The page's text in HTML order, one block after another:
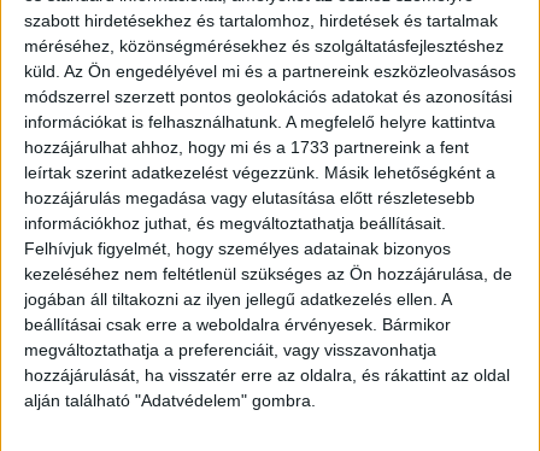
szabott hirdetésekhez és tartalomhoz, hirdetések és tartalmak
méréséhez, közönségmérésekhez és szolgáltatásfejlesztéshez
küld. Az Ön engedélyével mi és a partnereink eszközleolvasásos
módszerrel szerzett pontos geolokációs adatokat és azonosítási
információkat is felhasználhatunk. A megfelelő helyre kattintva
hozzájárulhat ahhoz, hogy mi és a 1733 partnereink a fent
leírtak szerint adatkezelést végezzünk. Másik lehetőségként a
hozzájárulás megadása vagy elutasítása előtt részletesebb
információkhoz juthat, és megváltoztathatja beállításait.
Felhívjuk figyelmét, hogy személyes adatainak bizonyos
kezeléséhez nem feltétlenül szükséges az Ön hozzájárulása, de
jogában áll tiltakozni az ilyen jellegű adatkezelés ellen. A
beállításai csak erre a weboldalra érvényesek. Bármikor
megváltoztathatja a preferenciáit, vagy visszavonhatja
hozzájárulását, ha visszatér erre az oldalra, és rákattint az oldal
alján található "Adatvédelem" gombra.
3. ,,12 éves voltam. Még sosem csókolóztam, de jól
hegedültem. Most 24 vagyok. Még mindig nem csókolóztam,
és már rosszul is hegedülök, de legalább megtaláltam az utam
az életben!”